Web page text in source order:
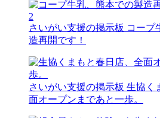
2
さいがい支援の掲示板 コープ
造再開です！
さいがい支援の掲示板 生協く
面オープンまであと一歩。